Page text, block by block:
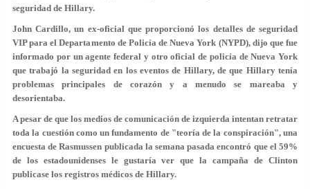
seguridad de Hillary.
John Cardillo, un ex-oficial que proporcionó los detalles de seguridad
VIP para el Departamento de Policía de Nueva York (NYPD), dijo que fue
informado por un agente federal y otro oficial de policía de Nueva York
que trabajó la seguridad en los eventos de Hillary, de que Hillary tenía
problemas principales de corazón y a menudo se mareaba y
desorientaba.
A pesar de que los medios de comunicación de izquierda intentan retratar
toda la cuestión como un fundamento de "teoría de la conspiración", una
encuesta de Rasmussen publicada la semana pasada encontró que el 59%
de los estadounidenses le gustaría ver que la campaña de Clinton
publicase los registros médicos de Hillary.